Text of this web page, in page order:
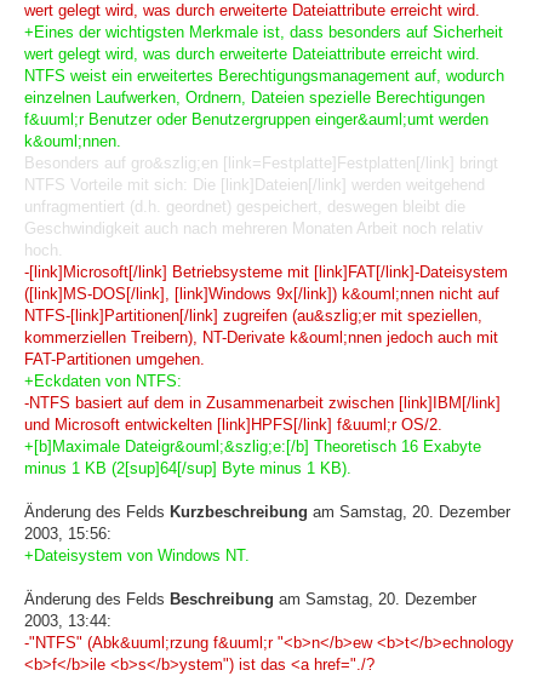
wert gelegt wird, was durch erweiterte Dateiattribute erreicht wird.
+Eines der wichtigsten Merkmale ist, dass besonders auf Sicherheit
wert gelegt wird, was durch erweiterte Dateiattribute erreicht wird.
NTFS weist ein erweitertes Berechtigungsmanagement auf, wodurch
einzelnen Laufwerken, Ordnern, Dateien spezielle Berechtigungen
f&uuml;r Benutzer oder Benutzergruppen einger&auml;umt werden
k&ouml;nnen.
Besonders auf gro&szlig;en [link=Festplatte]Festplatten[/link] bringt
NTFS Vorteile mit sich: Die [link]Dateien[/link] werden weitgehend
unfragmentiert (d.h. geordnet) gespeichert, deswegen bleibt die
Geschwindigkeit auch nach mehreren Monaten Arbeit noch relativ
hoch.
-[link]Microsoft[/link] Betriebsysteme mit [link]FAT[/link]-Dateisystem
([link]MS-DOS[/link], [link]Windows 9x[/link]) k&ouml;nnen nicht auf
NTFS-[link]Partitionen[/link] zugreifen (au&szlig;er mit speziellen,
kommerziellen Treibern), NT-Derivate k&ouml;nnen jedoch auch mit
FAT-Partitionen umgehen.
+Eckdaten von NTFS:
-NTFS basiert auf dem in Zusammenarbeit zwischen [link]IBM[/link]
und Microsoft entwickelten [link]HPFS[/link] f&uuml;r OS/2.
+[b]Maximale Dateigr&ouml;&szlig;e:[/b] Theoretisch 16 Exabyte
minus 1 KB (2[sup]64[/sup] Byte minus 1 KB).
Änderung des Felds Kurzbeschreibung am Samstag, 20. Dezember
2003, 15:56:
+Dateisystem von Windows NT.
Änderung des Felds Beschreibung am Samstag, 20. Dezember
2003, 13:44:
-"NTFS" (Abk&uuml;rzung f&uuml;r "<b>n</b>ew <b>t</b>echnology
<b>f</b>ile <b>s</b>ystem") ist das <a href="./?